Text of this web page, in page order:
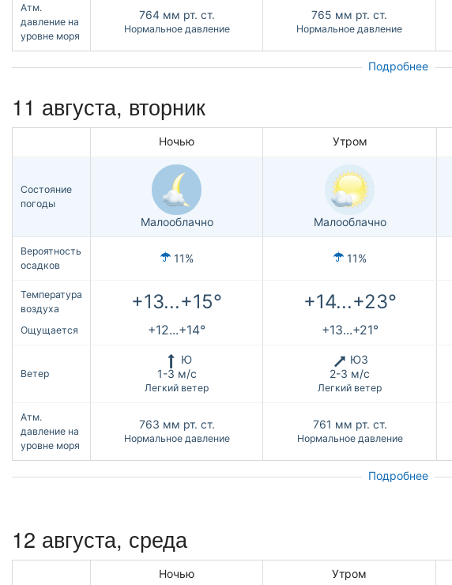
Атм.
давление на
уровне моря
764 мм рт. ст.
Нормальное давление
765 мм рт. ст.
Нормальное давление
Подробнее
11 августа, вторник
Ночью Утром
Состояние
погоды
Малооблачно Малооблачно
Вероятность
осадков
11% 11%
Температура
воздуха
+13...+15° +14...+23°
Ощущается +12...+14° +13...+21°
Ветер
Ю
1-3 м/с
Легкий ветер
ЮЗ
2-3 м/с
Легкий ветер
Атм.
давление на
уровне моря
763 мм рт. ст.
Нормальное давление
761 мм рт. ст.
Нормальное давление
Подробнее
12 августа, среда
Ночью Утром